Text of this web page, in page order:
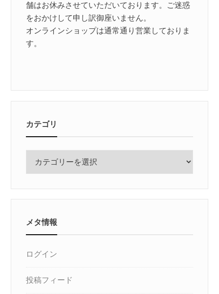
舗はお休みさせていただいております。ご迷惑
をおかけして申し訳御座いません。
オンラインショップは通常通り営業しておりま
す。
カテゴリ
メタ情報
ログイン
投稿フィード